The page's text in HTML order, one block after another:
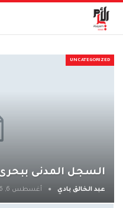
UNCATEGORIZED
السجل المدنى
عبد الخالق بادي أغسطس 6, 2026